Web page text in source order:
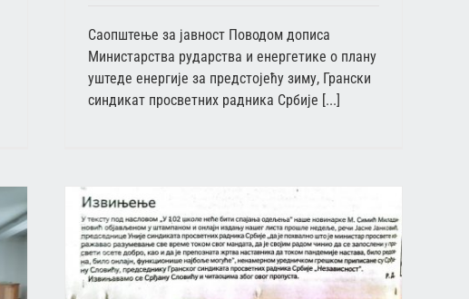
Саопштење за јавност Поводом дописа
Министарства рударства и енергетике о плану
уштеде енергије за предстојећу зиму, Грански
синдикат просветних радника Србије [...]